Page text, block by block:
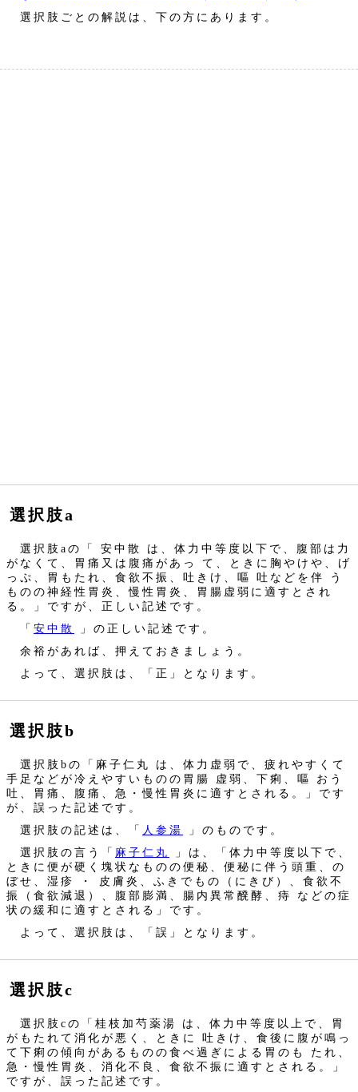
選択肢ごとの解説は、下の方にあります。
選択肢a
選択肢aの「 安中散 は、体力中等度以下で、腹部は力
がなくて、胃痛又は腹痛があっ て、ときに胸やけや、げ
っぷ、胃もたれ、食欲不振、吐きけ、嘔 吐などを伴 う
ものの神経性胃炎、慢性胃炎、胃腸虚弱に適すとされ
る。」ですが、正しい記述です。
「 安中散
」の正しい記述です。
余裕があれば、押えておきましょう。
よって、選択肢は、「正」となります。
選択肢b
選択肢bの「麻子仁丸 は、体力虚弱で、疲れやすくて
手足などが冷えやすいものの胃腸 虚弱、下痢、嘔 おう
吐、胃痛、腹痛、急・慢性胃炎に適すとされる。」です
が、誤った記述です。
選択肢の記述は、「 人参湯
」のものです。
選択肢の言う「 麻子仁丸
」は、「体力中等度以下で、
ときに便が硬く塊状なものの便秘、便秘に伴う頭重、の
ぼせ、湿疹 ・ 皮膚炎、ふきでもの（にきび）、食欲不
振（食欲減退）、腹部膨満、腸内異常醗酵、痔 などの症
状の緩和に適すとされる」です。
よって、選択肢は、「誤」となります。
選択肢c
選択肢cの「桂枝加芍薬湯 は、体力中等度以上で、胃
がもたれて消化が悪く、ときに 吐きけ、食後に腹が鳴っ
て下痢の傾向があるものの食べ過ぎによる胃のも たれ、
急・慢性胃炎、消化不良、食欲不振に適すとされる。」
ですが、誤った記述です。